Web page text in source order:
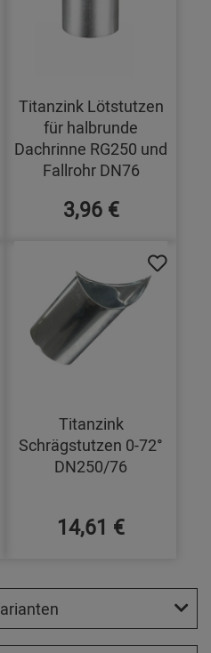
Titanzink Lötstutzen
für halbrunde
Dachrinne RG250 und
Fallrohr DN76
3,96 €
Titanzink
Schrägstutzen 0-72°
DN250/76
14,61 €